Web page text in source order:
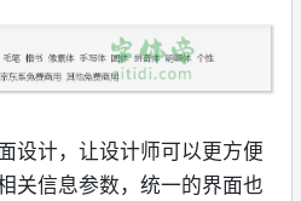
设计，让设计师可以更方便
关信息参数，统一的界面也